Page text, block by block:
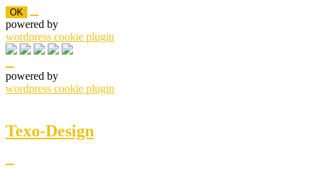
OK
powered by
wordpress cookie plugin
powered by
wordpress cookie plugin
content
Texo-Design